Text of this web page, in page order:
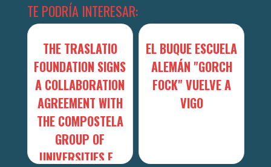
TE PODRÍA INTERESAR:
THE TRASLATIO
FOUNDATION SIGNS
A COLLABORATION
AGREEMENT WITH
THE COMPOSTELA
GROUP OF
UNIVERSITIES F...
EL BUQUE ESCUELA
ALEMÁN "GORCH
FOCK" VUELVE A
VIGO